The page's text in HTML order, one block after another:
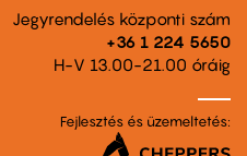
Jegyrendelés központi szám
+36 1 224 5650
H-V 13.00-21.00 óráig
Fejlesztés és üzemeltetés: